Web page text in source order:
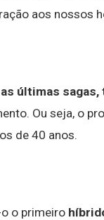
aos nossos
últimas sagas,
Ou seja, o
de 40 anos.
o primeiro